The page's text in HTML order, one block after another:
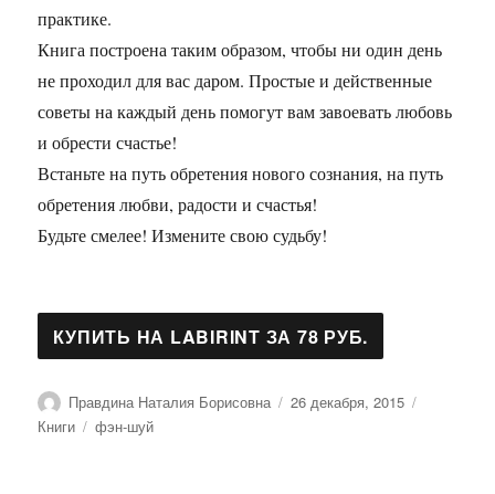
практике.
Книга построена таким образом, чтобы ни один день
не проходил для вас даром. Простые и действенные
советы на каждый день помогут вам завоевать любовь
и обрести счастье!
Встаньте на путь обретения нового сознания, на путь
обретения любви, радости и счастья!
Будьте смелее! Измените свою судьбу!
Автор
Правдина Наталия Борисовна Опубликовано
26 декабря, 2015
Книги
Метки
фэн-шуй